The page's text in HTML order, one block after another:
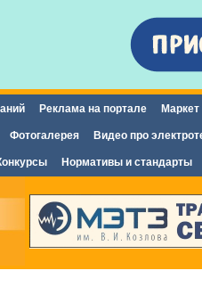
Реклама на портале Маркет
Фотогалерея Видео про
Нормативы и стандарты